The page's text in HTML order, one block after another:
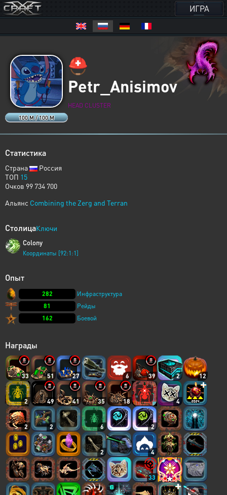
ИГРА
100 M / 100 M
⛑️
Petr_Anisimov
HEAD CLUSTER
Статистика
Страна
Россия
ТОП 15
Очков 99 734 700
Альянс Combining the Zerg and Terran
СтолицаКлючи
Colony
Координаты [92:1:1]
Опыт
282
Инфраструктура
81
Рейды
162
Боевой
Награды
33 51 27 6 39 2 12
2 49 41 35 18 4
2 2 6 2
2 4
33